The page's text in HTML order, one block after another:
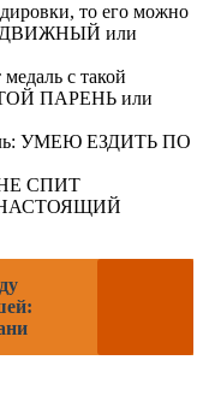
то его можно
или
с такой
ПАРЕНЬ или
УМЕЮ ЕЗДИТЬ ПО
НЕ СПИТ
НАСТОЯЩИЙ